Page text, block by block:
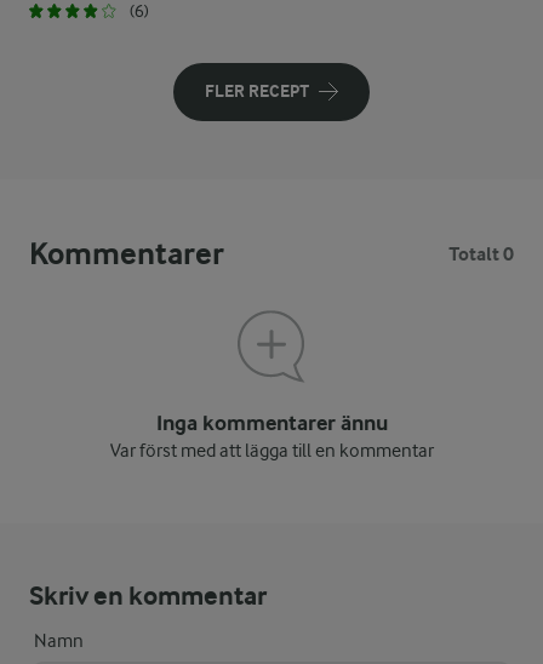
(6)
FLER RECEPT
Kommentarer Totalt 0
Inga kommentarer ännu
Var först med att lägga till en kommentar
Skriv en kommentar
Namn